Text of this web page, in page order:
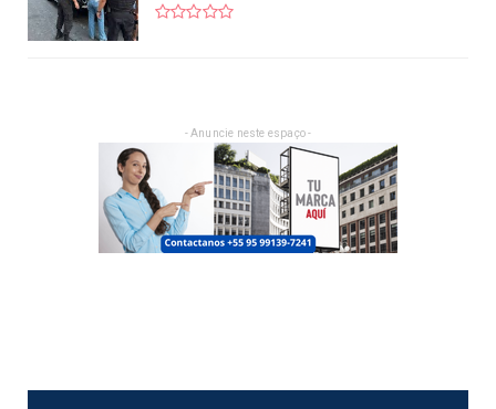
- Anuncie neste espaço -